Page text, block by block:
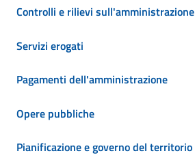
Controlli e rilievi sull'amministrazione
Servizi erogati
Pagamenti dell'amministrazione
Opere pubbliche
Pianificazione e governo del territorio